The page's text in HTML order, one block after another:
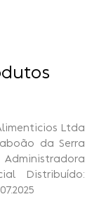
Ltda
da Serra
Administradora
Distribuído: